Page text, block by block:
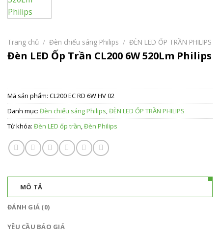
Trang chủ / Đèn chiếu sáng Philips / ĐÈN LED ỐP TRẦN PHILIPS
Đèn LED Ốp Trần CL200 6W 520Lm Philips
Mã sản phẩm: CL200 EC RD 6W HV 02
Danh mục: Đèn chiếu sáng Philips,ĐÈN LED ỐP TRẦN PHILIPS
Từ khóa: Đèn LED ốp trần,Đèn Philips
MÔ TẢ
ĐÁNH GIÁ (0)
YÊU CẦU BÁO GIÁ